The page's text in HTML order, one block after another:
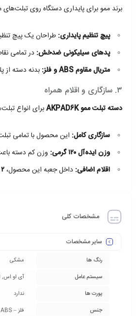
برند ممو برای پایداری دستگاه روی
پیچ تنظیم پایداری: طراحان یک پیچ
پدهای سیلیکونی ضدخش: در تمامی
متریال مقاوم ABS و فلز:
بدنه دسته از
۳. سازگاری و اقلام همراه
دسته تبلت ممو AKPAD6K برای انواع
سازگاری کامل: این محصول با تمامی
وزن ایده‌آل ۱۲۰ گرمی:
وزن کم دسته
اقلام اضافی: داخل جعبه این محصول،۲ عدد پد سیلیکونی اضافه
مشخصات کلی
سایر مشخصات
رنگ ها
مشکی
سیستم عامل
آی او اس,
پورت ها
ندارد
جنس
فلز – ABS